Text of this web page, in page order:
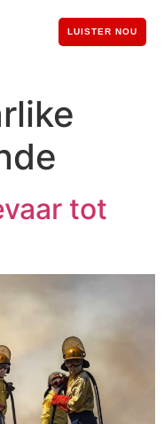
LUISTER NOU
tot